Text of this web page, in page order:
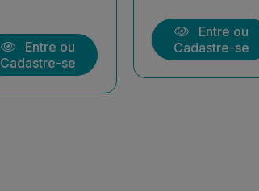
Entre ou
Cadastre-se
Entre ou
Cadastre-se